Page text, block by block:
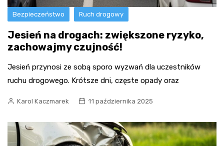
Bezpieczeństwo Ruch drogowy
Jesień na drogach: zwiększone ryzyko,
zachowajmy czujność!
Jesień przynosi ze sobą sporo wyzwań dla uczestników
ruchu drogowego. Krótsze dni, częste opady oraz
Karol Kaczmarek 11 października 2025